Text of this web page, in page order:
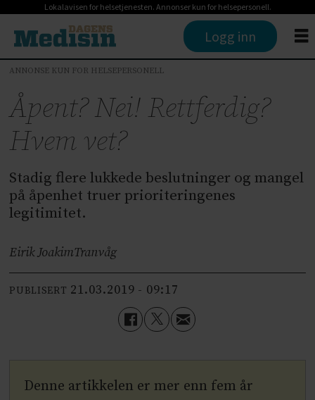
Lokalavisen for helsetjenesten. Annonser kun for helsepersonell.
Logg inn
ANNONSE KUN FOR HELSEPERSONELL
Åpent? Nei! Rettferdig?
Hvem vet?
Stadig flere lukkede beslutninger og mangel
på åpenhet truer prioriteringenes
legitimitet.
Eirik JoakimTranvåg
PUBLISERT 21.03.2019 - 09:17
Denne artikkelen er mer enn fem år